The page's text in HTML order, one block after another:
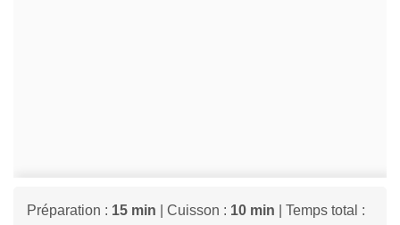
Préparation : 15 min | Cuisson : 10 min | Temps total :